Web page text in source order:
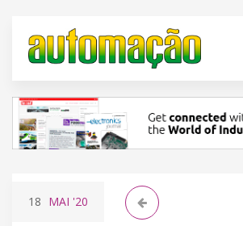
18 MAI '20